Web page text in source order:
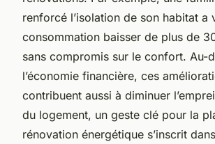
renforcé l’isolation de son habitat a
consommation baisser de plus de
sans compromis sur le confort. Au-
l’économie financière, ces
contribuent aussi à diminuer
du logement, un geste clé pour la
rénovation énergétique s’inscrit